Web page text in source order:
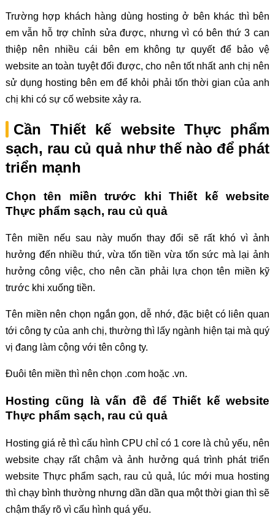
Trường hợp khách hàng dùng hosting ở bên khác thì bên
em vẫn hỗ trợ chỉnh sửa được, nhưng vì có bên thứ 3 can
thiệp nên nhiều cái bên em không tự quyết để bảo vệ
website an toàn tuyệt đối được, cho nên tốt nhất anh chị nên
sử dụng hosting bên em để khỏi phải tốn thời gian của anh
chị khi có sự cố website xảy ra.
Cần Thiết kế website Thực phẩm
sạch, rau củ quả như thế nào để phát
triển mạnh
Chọn tên miền trước khi Thiết kế website
Thực phẩm sạch, rau củ quả
Tên miền nếu sau này muốn thay đổi sẽ rất khó vì ảnh
hưởng đến nhiều thứ, vừa tốn tiền vừa tốn sức mà lại ảnh
hưởng công việc, cho nên cần phải lựa chọn tên miền kỹ
trước khi xuống tiền.
Tên miền nên chọn ngắn gọn, dễ nhớ, đặc biệt có liên quan
tới công ty của anh chị, thường thì lấy ngành hiện tại mà quý
vị đang làm cộng với tên công ty.
Đuôi tên miền thì nên chọn .com hoặc .vn.
Hosting cũng là vấn đề để Thiết kế website
Thực phẩm sạch, rau củ quả
Hosting giá rẻ thì cấu hình CPU chỉ có 1 core là chủ yếu, nên
website chạy rất chậm và ảnh hưởng quá trình phát triển
website Thực phẩm sạch, rau củ quả, lúc mới mua hosting
thì chạy bình thường nhưng dần dần qua một thời gian thì sẽ
chậm thấy rõ vì cấu hình quá yếu.